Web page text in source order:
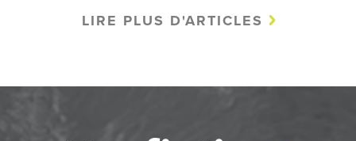
LIRE PLUS D'ARTICLES